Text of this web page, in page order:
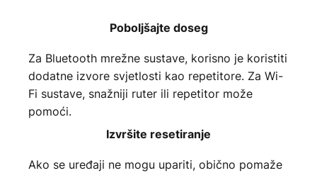
Poboljšajte doseg
Za Bluetooth mrežne sustave, korisno je koristiti
dodatne izvore svjetlosti kao repetitore. Za Wi-
Fi sustave, snažniji ruter ili repetitor može
pomoći.
Izvršite resetiranje
Ako se uređaji ne mogu upariti, obično pomaže